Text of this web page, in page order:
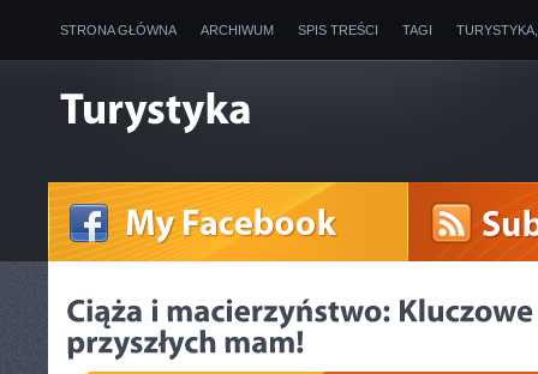
STRONA GŁÓWNA ARCHIWUM SPIS TREŚCI TAGI